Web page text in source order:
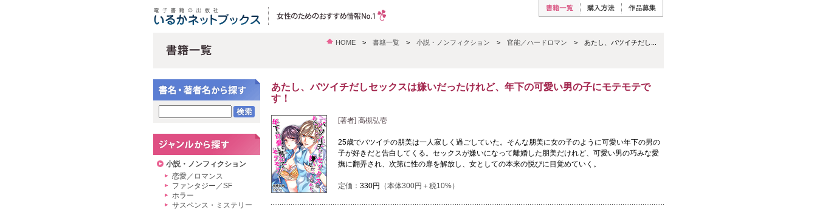
HOME > 書籍一覧 > 小説・ノンフィクション > 官能／ハードロマン > あたし、バツイチだし...
あたし、バツイチだしセックスは嫌いだったけれど、年下の可愛い男の子にモテモテで
す！
[著者] 高槻弘壱
25歳でバツイチの朋美は一人寂しく過ごしていた。そんな朋美に女の子のように可愛い年下の男の
子が好きだと告白してくる。セックスが嫌いになって離婚した朋美だけれど、可愛い男の巧みな愛
撫に翻弄され、次第に性の扉を解放し、女としての本来の悦びに目覚めていく。
定価： 330円 （本体300円＋税10%）
小説・ノンフィクション
恋愛／ロマンス
ファンタジー／SF
ホラー
サスペンス・ミステリー